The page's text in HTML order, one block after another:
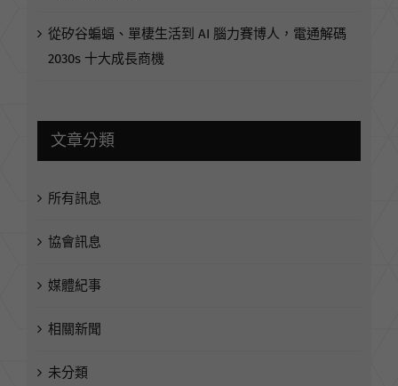
從矽谷蝙蝠、單棲生活到 AI 腦力賽博人，電通解碼
2030s 十大成長商機
文章分類
所有訊息
協會訊息
媒體紀事
相關新聞
未分類